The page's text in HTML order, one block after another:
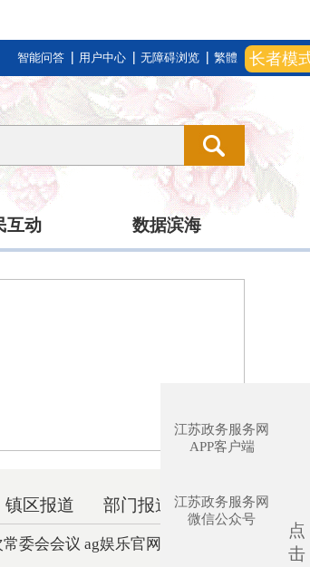
长者模
智能问答 用户中心 无障碍浏览 繁體
互动 数据滨海
镇区报道 部门报道
委会会议 ag娱乐官网出...
点
击
江苏政务服务网
APP客户端
江苏政务服务网
微信公众号